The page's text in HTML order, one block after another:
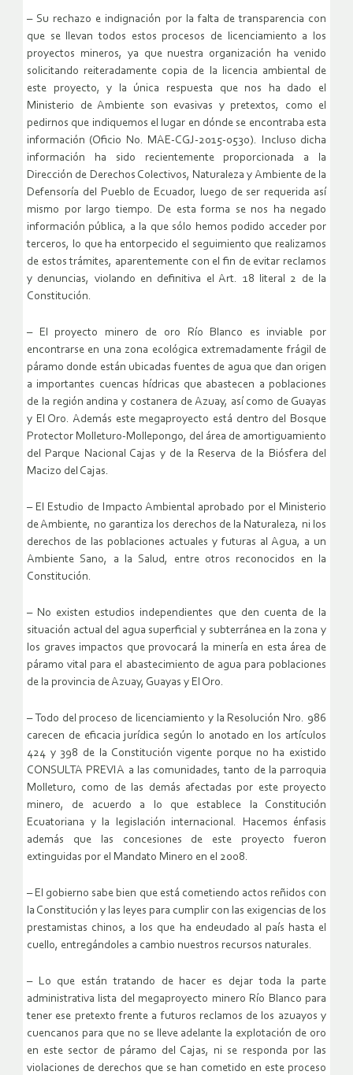
– Su rechazo e indignación por la falta de transparencia con
que se llevan todos estos procesos de licenciamiento a los
proyectos mineros, ya que nuestra organización ha venido
solicitando reiteradamente copia de la licencia ambiental de
este proyecto, y la única respuesta que nos ha dado el
Ministerio de Ambiente son evasivas y pretextos, como el
pedirnos que indiquemos el lugar en dónde se encontraba esta
información (Oficio No. MAE-CGJ-2015-0530). Incluso dicha
información ha sido recientemente proporcionada a la
Dirección de Derechos Colectivos, Naturaleza y Ambiente de la
Defensoría del Pueblo de Ecuador, luego de ser requerida así
mismo por largo tiempo. De esta forma se nos ha negado
información pública, a la que sólo hemos podido acceder por
terceros, lo que ha entorpecido el seguimiento que realizamos
de estos trámites, aparentemente con el fin de evitar reclamos
y denuncias, violando en definitiva el Art. 18 literal 2 de la
Constitución.
– El proyecto minero de oro Río Blanco es inviable por
encontrarse en una zona ecológica extremadamente frágil de
páramo donde están ubicadas fuentes de agua que dan origen
a importantes cuencas hídricas que abastecen a poblaciones
de la región andina y costanera de Azuay, así como de Guayas
y El Oro. Además este megaproyecto está dentro del Bosque
Protector Molleturo-Mollepongo, del área de amortiguamiento
del Parque Nacional Cajas y de la Reserva de la Biósfera del
Macizo del Cajas.
– El Estudio de Impacto Ambiental aprobado por el Ministerio
de Ambiente, no garantiza los derechos de la Naturaleza, ni los
derechos de las poblaciones actuales y futuras al Agua, a un
Ambiente Sano, a la Salud, entre otros reconocidos en la
Constitución.
– No existen estudios independientes que den cuenta de la
situación actual del agua superficial y subterránea en la zona y
los graves impactos que provocará la minería en esta área de
páramo vital para el abastecimiento de agua para poblaciones
de la provincia de Azuay, Guayas y El Oro.
– Todo del proceso de licenciamiento y la Resolución Nro. 986
carecen de eficacia jurídica según lo anotado en los artículos
424 y 398 de la Constitución vigente porque no ha existido
CONSULTA PREVIA a las comunidades, tanto de la parroquia
Molleturo, como de las demás afectadas por este proyecto
minero, de acuerdo a lo que establece la Constitución
Ecuatoriana y la legislación internacional. Hacemos énfasis
además que las concesiones de este proyecto fueron
extinguidas por el Mandato Minero en el 2008.
– El gobierno sabe bien que está cometiendo actos reñidos con
la Constitución y las leyes para cumplir con las exigencias de los
prestamistas chinos, a los que ha endeudado al país hasta el
cuello, entregándoles a cambio nuestros recursos naturales.
– Lo que están tratando de hacer es dejar toda la parte
administrativa lista del megaproyecto minero Río Blanco para
tener ese pretexto frente a futuros reclamos de los azuayos y
cuencanos para que no se lleve adelante la explotación de oro
en este sector de páramo del Cajas, ni se responda por las
violaciones de derechos que se han cometido en este proceso